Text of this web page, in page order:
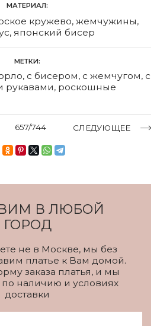
МАТЕРИАЛ:
кружево, жемчужины,
японский бисер
МЕТКИ:
, с бисером, с жемчугом, с
рукавами, роскошные
657/744 СЛЕДУЮЩЕЕ
В ЛЮБОЙ
ГОРОД
не в Москве, мы без
платье к Вам домой.
заказа платья, и мы
наличию и условиях
доставки